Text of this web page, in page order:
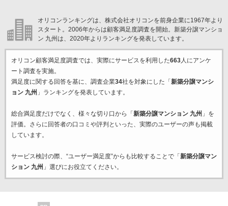
オリコンランキングは、株式会社オリコンを前身企業に1967年より
スタート。2006年からは顧客満足度調査を開始。新築分譲マンショ
ン 九州は、2020年よりランキングを発表しています。
オリコン顧客満足度調査では、実際にサービスを利用した663人にアンケ
ート調査を実施。
満足度に関する回答を基に、調査企業34社を対象にした「 新築分譲マンシ
ョン 九州 」ランキングを発表しています。
総合満足度だけでなく、様々な切り口から「 新築分譲マンション 九州 」を
評価。さらに回答者の口コミや評判といった、実際のユーザーの声も掲載
しています。
サービス検討の際、“ユーザー満足度”からも比較することで「 新築分譲マン
ション 九州 」選びにお役立てください。